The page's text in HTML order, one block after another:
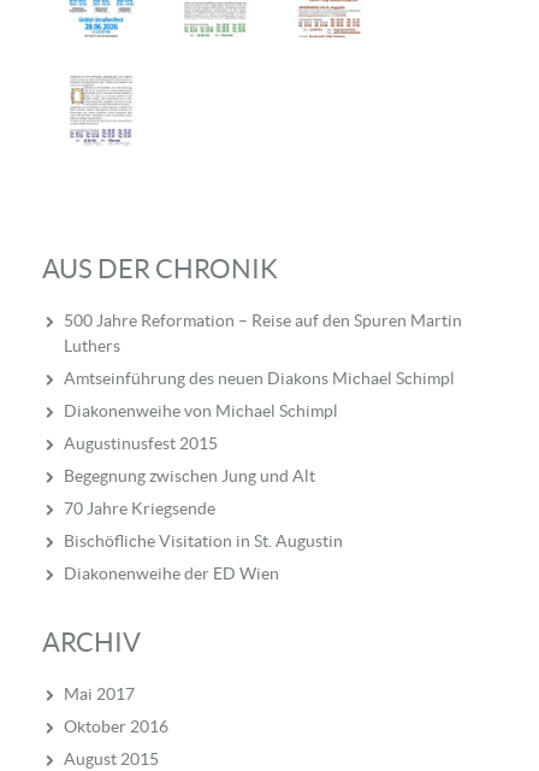
AUS DER CHRONIK
500 Jahre Reformation – Reise auf den Spuren Martin
Luthers
Amtseinführung des neuen Diakons Michael Schimpl
Diakonenweihe von Michael Schimpl
Augustinusfest 2015
Begegnung zwischen Jung und Alt
70 Jahre Kriegsende
Bischöfliche Visitation in St. Augustin
Diakonenweihe der ED Wien
ARCHIV
Mai 2017
Oktober 2016
August 2015